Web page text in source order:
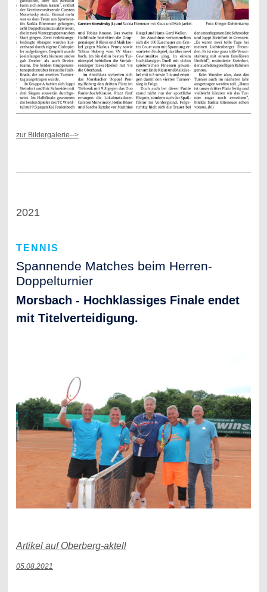
zur Bildergalerie-->
2021
TENNIS
Spannende Matches beim Herren-
Doppelturnier
Morsbach - Hochklassiges Finale endet
mit Titelverteidigung.
Artikel auf Oberberg-aktell
05.08.2021